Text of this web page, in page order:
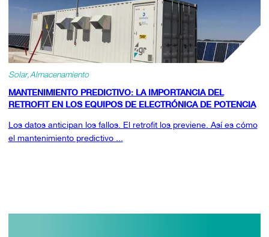
Solar Almacenamiento
MANTENIMIENTO PREDICTIVO: LA IMPORTANCIA DEL
RETROFIT EN LOS EQUIPOS DE ELECTRÓNICA DE POTENCIA
Los datos anticipan los fallos. El retrofit los previene. Así es cómo
el mantenimiento predictivo ...